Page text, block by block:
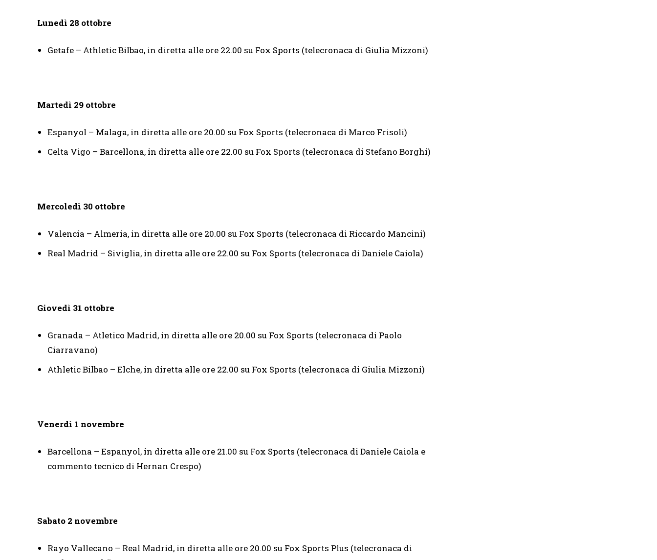
Lunedì 28 ottobre
Getafe – Athletic Bilbao, in diretta alle ore 22.00 su Fox Sports (telecronaca di Giulia Mizzoni)
Martedì 29 ottobre
Espanyol – Malaga, in diretta alle ore 20.00 su Fox Sports (telecronaca di Marco Frisoli)
Celta Vigo – Barcellona, in diretta alle ore 22.00 su Fox Sports (telecronaca di Stefano Borghi)
Mercoledì 30 ottobre
Valencia – Almeria, in diretta alle ore 20.00 su Fox Sports (telecronaca di Riccardo Mancini)
Real Madrid – Siviglia, in diretta alle ore 22.00 su Fox Sports (telecronaca di Daniele Caiola)
Giovedì 31 ottobre
Granada – Atletico Madrid, in diretta alle ore 20.00 su Fox Sports (telecronaca di Paolo
Ciarravano)
Athletic Bilbao – Elche, in diretta alle ore 22.00 su Fox Sports (telecronaca di Giulia Mizzoni)
Venerdì 1 novembre
Barcellona – Espanyol, in diretta alle ore 21.00 su Fox Sports (telecronaca di Daniele Caiola e
commento tecnico di Hernan Crespo)
Sabato 2 novembre
Rayo Vallecano – Real Madrid, in diretta alle ore 20.00 su Fox Sports Plus (telecronaca di